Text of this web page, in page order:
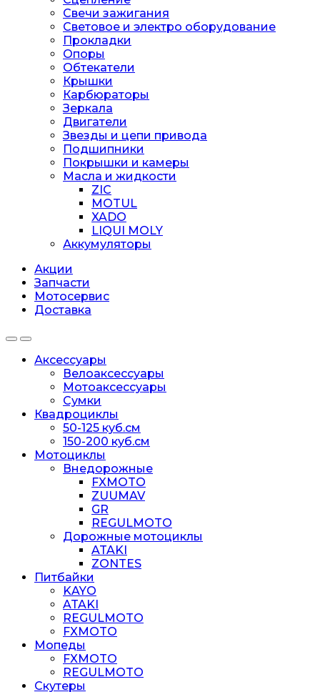
Свечи зажигания
Световое и электро оборудование
Прокладки
Опоры
Обтекатели
Крышки
Карбюраторы
Зеркала
Двигатели
Звезды и цепи привода
Подшипники
Покрышки и камеры
Масла и жидкости
ZIC
MOTUL
XADO
LIQUI MOLY
Аккумуляторы
Акции
Запчасти
Мотосервис
Доставка
Аксессуары
Велоаксессуары
Мотоаксессуары
Сумки
Квадроциклы
50-125 куб.см
150-200 куб.см
Мотоциклы
Внедорожные
FXMOTO
ZUUMAV
GR
REGULMOTO
Дорожные мотоциклы
ATAKI
ZONTES
Питбайки
KAYO
ATAKI
REGULMOTO
FXMOTO
Мопеды
FXMOTO
REGULMOTO
Скутеры